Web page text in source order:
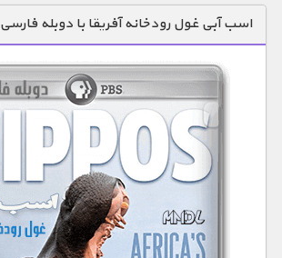
دنیای خوراکی ها
زمین شناسی / محیط زیست
سازه/ معماری/ مهندسی
سرگرمی
شناخت کودکان
طبیعت
علم و فناوری
فرهنگ / هنر
اسب آبی غول رودخانه آفریقا با دوبله فارسی